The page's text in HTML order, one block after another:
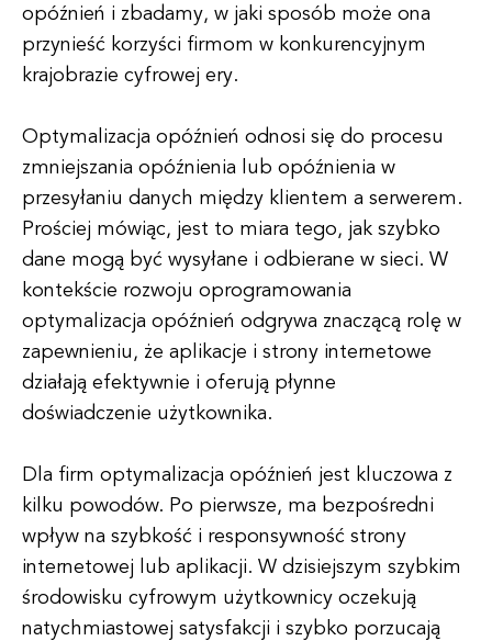
opóźnień i zbadamy, w jaki sposób może ona
przynieść korzyści firmom w konkurencyjnym
krajobrazie cyfrowej ery.
Optymalizacja opóźnień odnosi się do procesu
zmniejszania opóźnienia lub opóźnienia w
przesyłaniu danych między klientem a serwerem.
Prościej mówiąc, jest to miara tego, jak szybko
dane mogą być wysyłane i odbierane w sieci. W
kontekście rozwoju oprogramowania
optymalizacja opóźnień odgrywa znaczącą rolę w
zapewnieniu, że aplikacje i strony internetowe
działają efektywnie i oferują płynne
doświadczenie użytkownika.
Dla firm optymalizacja opóźnień jest kluczowa z
kilku powodów. Po pierwsze, ma bezpośredni
wpływ na szybkość i responsywność strony
internetowej lub aplikacji. W dzisiejszym szybkim
środowisku cyfrowym użytkownicy oczekują
natychmiastowej satysfakcji i szybko porzucają